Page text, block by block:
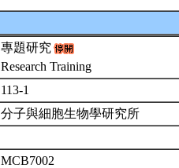
專題研究
Research Training
113-1
分子與細胞生物學研究所
MCB7002